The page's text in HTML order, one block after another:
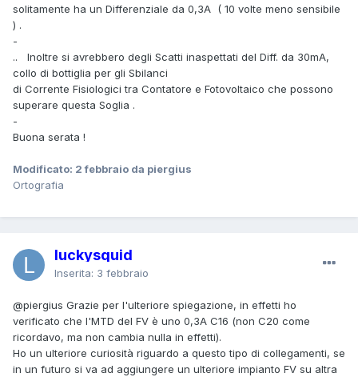
solitamente ha un Differenziale da 0,3A ( 10 volte meno sensibile
) .
-
.. Inoltre si avrebbero degli Scatti inaspettati del Diff. da 30mA,
collo di bottiglia per gli Sbilanci
di Corrente Fisiologici tra Contatore e Fotovoltaico che possono
superare questa Soglia .
-
Buona serata !
Modificato: 2 febbraio da piergius
Ortografia
luckysquid
Inserita: 3 febbraio
@piergius Grazie per l'ulteriore spiegazione, in effetti ho
verificato che l'MTD del FV è uno 0,3A C16 (non C20 come
ricordavo, ma non cambia nulla in effetti).
Ho un ulteriore curiosità riguardo a questo tipo di collegamenti, se
in un futuro si va ad aggiungere un ulteriore impianto FV su altra